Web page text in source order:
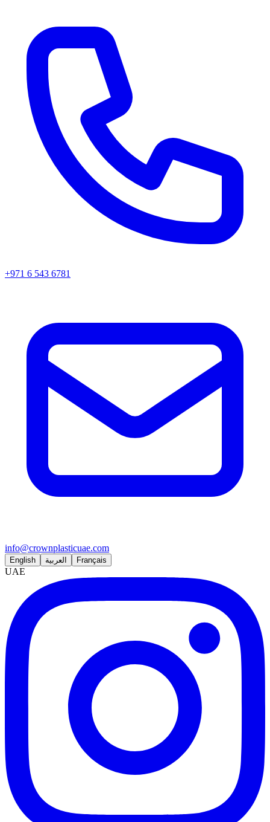
+971 6 543 6781
info@crownplasticuae.com
English العربية Français
UAE